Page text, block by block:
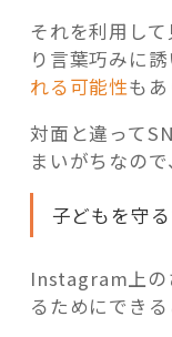
それを利用し
り言葉巧みに
れる可能性もあ
対面と違って
まいがちなの
子どもを守
Instagram上の
るためにできる